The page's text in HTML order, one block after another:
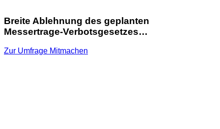
Breite Ablehnung des geplanten
Messertrage-Verbotsgesetzes…
Zur Umfrage Mitmachen